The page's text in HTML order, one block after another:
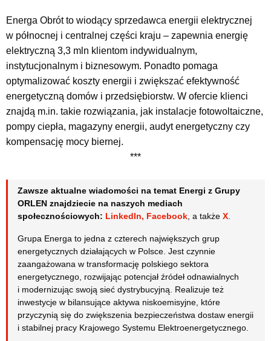
Energa Obrót to wiodący sprzedawca energii elektrycznej
w północnej i centralnej części kraju – zapewnia energię
elektryczną 3,3 mln klientom indywidualnym,
instytucjonalnym i biznesowym. Ponadto pomaga
optymalizować koszty energii i zwiększać efektywność
energetyczną domów i przedsiębiorstw. W ofercie klienci
znajdą m.in. takie rozwiązania, jak instalacje fotowoltaiczne,
pompy ciepła, magazyny energii, audyt energetyczny czy
kompensację mocy biernej.
***
Zawsze aktualne wiadomości na temat Energi z Grupy
ORLEN znajdziecie na naszych mediach
społecznościowych: LinkedIn, Facebook, a także X.
Grupa Energa to jedna z czterech największych grup
energetycznych działających w Polsce. Jest czynnie
zaangażowana w transformację polskiego sektora
energetycznego, rozwijając potencjał źródeł odnawialnych
i modernizując swoją sieć dystrybucyjną. Realizuje też
inwestycje w bilansujące aktywa niskoemisyjne, które
przyczynią się do zwiększenia bezpieczeństwa dostaw energii
i stabilnej pracy Krajowego Systemu Elektroenergetycznego.